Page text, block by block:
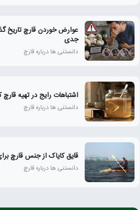
جدی
دانستنی ها درباره قارچ
اشتباهات رایج در تهیه قارچ
دانستنی ها درباره قارچ
قایق کایاک از جنس قارچ
دانستنی ها درباره قارچ